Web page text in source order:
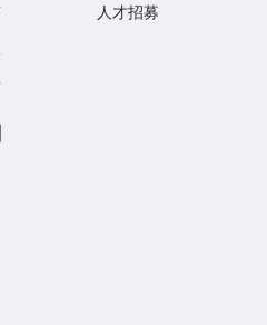
人才招募